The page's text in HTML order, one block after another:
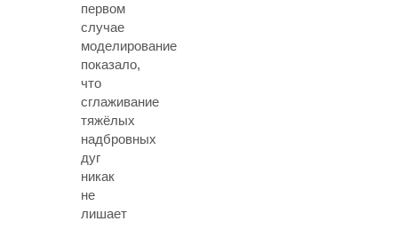
первом
случае
моделирование
показало,
что
сглаживание
тяжёлых
надбровных
дуг
никак
не
лишает